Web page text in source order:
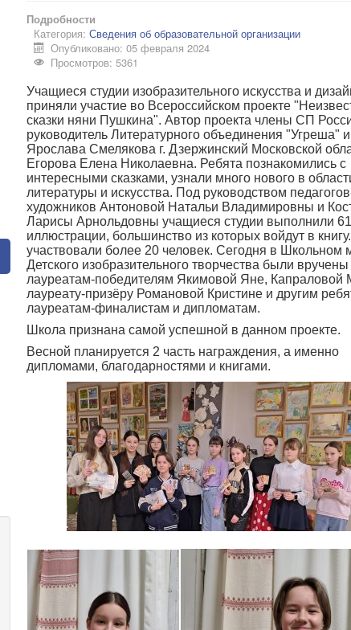
Подробности
Категория: Сведения об образовательной организации
Опубликовано: 05 февраля 2024
Просмотров: 5361
Учащиеся студии изобразительного искусства и
приняли участие во Всероссийском проекте
сказки няни Пушкина". Автор проекта члены СП
руководитель Литературного объединения "Угреша"
Ярослава Смелякова г. Дзержинский Московской
Егорова Елена Николаевна. Ребята познакомились с
интересными сказками, узнали много нового в
литературы и искусства. Под руководством
художников Антоновой Натальи Владимировны и
Ларисы Арнольдовны учащиеся студии выполнили 61
иллюстрации, большинство из которых войдут в
участвовали более 20 человек. Сегодня в Школьном
Детского изобразительного творчества были
лауреатам-победителям Якимовой Яне, Капраловой
лауреату-призёру Романовой Кристине и другим
лауреатам-финалистам и дипломатам.
Школа признана самой успешной в данном проекте.
Весной планируется 2 часть награждения, а именно
дипломами, благодарностями и книгами.